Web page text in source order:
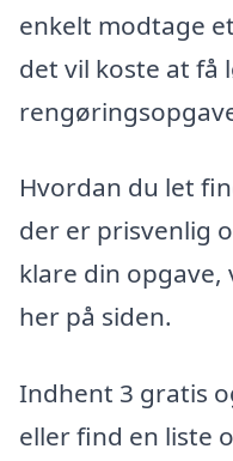
enkelt modtage
det vil koste at få
Hvordan du let
der er prisvenlig
klare din opgave,
her på siden.
Indhent 3 gratis
eller find en liste